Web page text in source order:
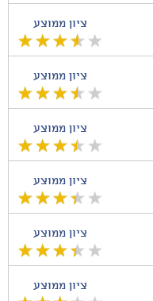
ציון ממוצע
ציון ממוצע
ציון ממוצע
ציון ממוצע
ציון ממוצע
ציון ממוצע